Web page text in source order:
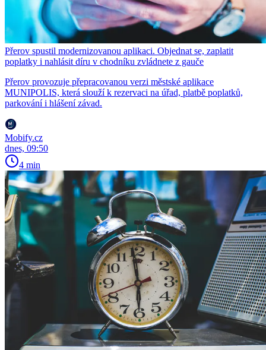
Přerov spustil modernizovanou aplikaci. Objednat se, zaplatit
poplatky i nahlásit díru v chodníku zvládnete z gauče
Přerov provozuje přepracovanou verzi městské aplikace
MUNIPOLIS, která slouží k rezervaci na úřad, platbě poplatků,
parkování i hlášení závad.
Mobify.cz
dnes, 09:50
4 min